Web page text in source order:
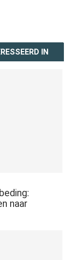
IN
naar